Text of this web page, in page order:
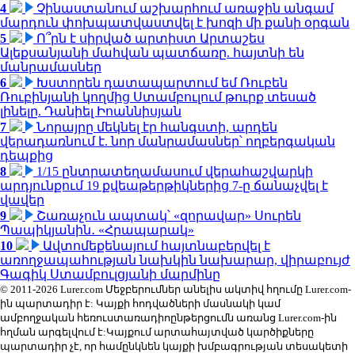
4
Չինաստանում աշխարհում առաջին անգամ
մարդուն փոխպատվաստվել է խոզի մի քանի օրգան
5
Ո՞րն է սիրված արտիստ Արտաշես
Ալեքսանյանի մահվան պատճառը. հայտնի են
մանրամասներ
6
Խստորեն դատապարտում եմ Ռուբեն
Ռուբինյանի կողմից Ստամբուլում թուրք տեսած
լինելը. Դանիել Իոաննիսյան
7
Նորայրը մեկնել էր հանգստի, արդեն
վերադառնում է. նոր մանրամասներ՝ ողբերգական
դեպքից
8
1/15 ընտրատեղամասում վերահաշվարկի
արդյունքում 19 քվեաթերթիկներից 7-ը ճանաչվել է
վավեր
9
Շառաչուն ապտակ՝ «զորավար» Սուրեն
Պապիկյանին․ «Հրապարակ»
10
Ավտոմեքենայում հայտնաբերվել է
առողջապահության նախկին նախարար, վիրաբույժ
Գագիկ Ստամբուլցյանի մարմինը
© 2011-2026 Lurer.com Մեջբերումներ անելիս ակտիվ հղումը Lurer.com-
ին պարտադիր է: Կայքի հոդվածների մասնակի կամ
ամբողջական հեռուստառադիոընթերցումն առանց Lurer.com-ին
հղման արգելվում է:Կայքում արտահայտված կարծիքները
պարտադիր չէ, որ համընկնեն կայքի խմբագրության տեսակետի